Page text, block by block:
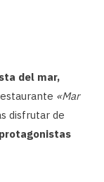
del mar,
«Mar
disfrutar de